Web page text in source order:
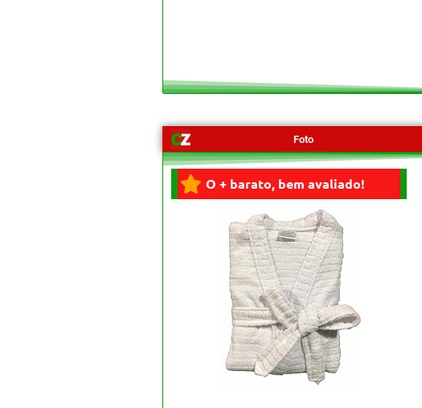
Foto
O + barato, bem avaliado!